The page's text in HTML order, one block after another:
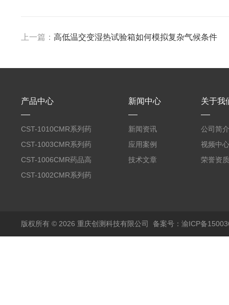
上一篇： 高低温交变湿热试验箱如何模拟复杂气候条件
产品中心
CST-1010CMR系列药
品高温试验箱
CST-1003CMR系列药
品高温试验箱
CST-1006CMR药品高
温试验箱
CST-1002CMR系列药
新闻中心
新闻资讯
应用案例
技术文章
关于我
公司简介
视频中心
荣誉资质
版权所有 © 2026 重庆创测科技有限公司 备案号：渝ICP备